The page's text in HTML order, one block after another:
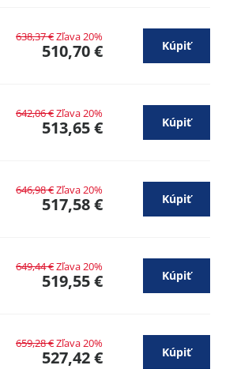
510,70 €
638,37 €Zľava 20%
Kúpiť
513,65 €
642,06 €Zľava 20%
Kúpiť
517,58 €
646,98 €Zľava 20%
Kúpiť
519,55 €
649,44 €Zľava 20%
Kúpiť
527,42 €
659,28 €Zľava 20%
Kúpiť